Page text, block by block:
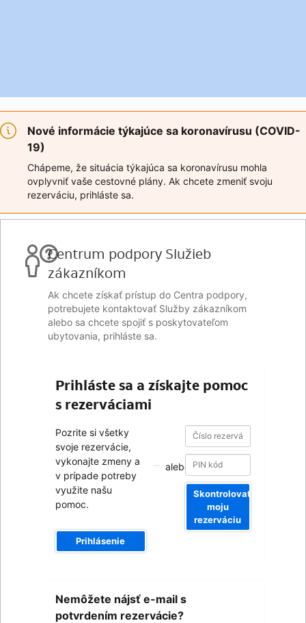
Nové informácie týkajúce sa koronavírusu (COVID-
19)
Chápeme, že situácia týkajúca sa koronavírusu mohla
ovplyvniť vaše cestovné plány. Ak chcete zmeniť svoju
rezerváciu, prihláste sa.
Centrum podpory Služieb
zákazníkom
Ak chcete získať prístup do Centra podpory,
potrebujete kontaktovať Služby zákazníkom
alebo sa chcete spojiť s poskytovateľom
ubytovania, prihláste sa.
Prihláste sa a získajte pomoc
s rezerváciami
Pozrite si všetky
svoje rezervácie,
vykonajte zmeny a
v prípade potreby
využite našu
pomoc.
Prihlásenie
alebo
Číslo
rezervácie
Číslo
rezervácie
Skontrolovať
moju
rezerváciu
Nemôžete nájsť e-mail s
potvrdením rezervácie?
email